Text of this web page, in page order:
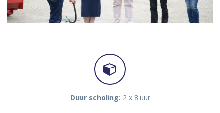
Duur scholing: 2 x 8 uur